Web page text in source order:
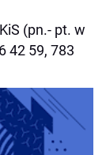
(pn.- pt. w
42 59, 783